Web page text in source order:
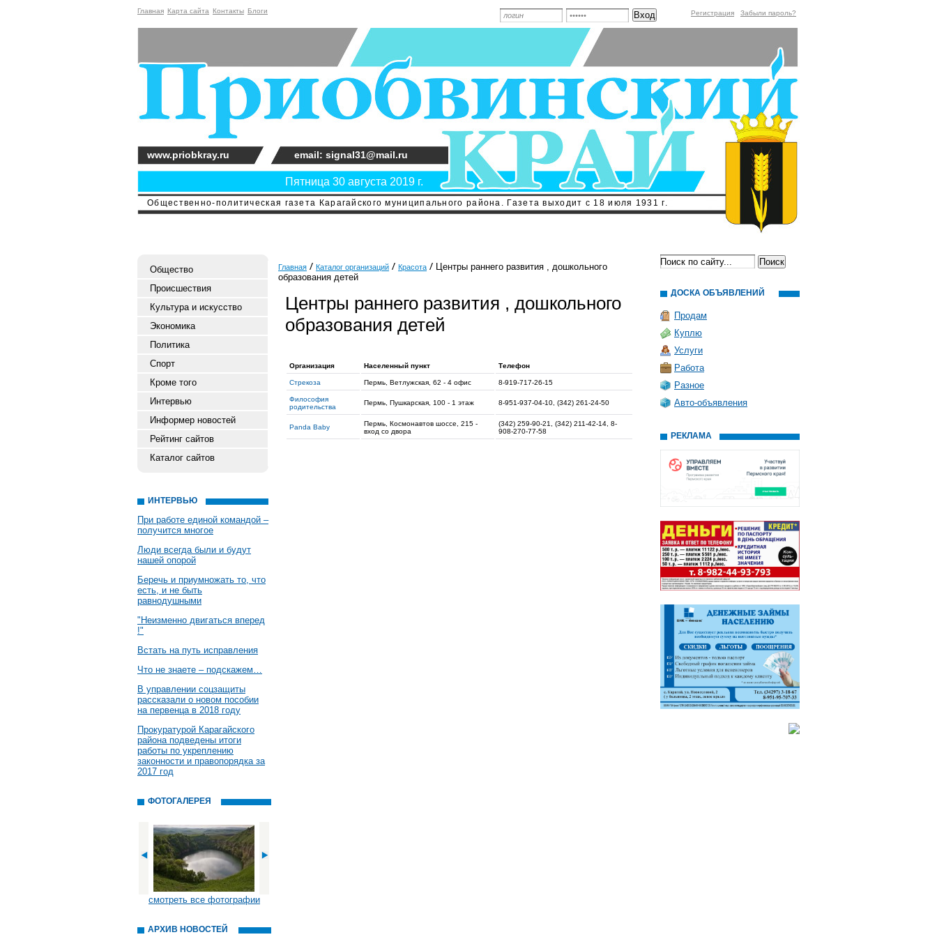
Главная Карта сайта Контакты Блоги Регистрация Забыли пароль?
Общественно-политическая газета Карагайского муниципального района. Газета выходит с 18 июля 1931 г.
Пятница 30 августа 2019 г.
www.priobkray.ru email: signal31@mail.ru
Общество
Происшествия
Культура и искусство
Экономика
Политика
Спорт
Кроме того
Интервью
Информер новостей
Рейтинг сайтов
Каталог сайтов
ИНТЕРВЬЮ
При работе единой командой –
получится многое
Люди всегда были и будут
нашей опорой
Беречь и приумножать то, что
есть, и не быть
равнодушными
"Неизменно двигаться вперед
!"
Встать на путь исправления
Что не знаете – подскажем…
В управлении соцзащиты
рассказали о новом пособии
на первенца в 2018 году
Прокуратурой Карагайского
района подведены итоги
работы по укреплению
законности и правопорядка за
2017 год
ФОТОГАЛЕРЕЯ
смотреть все фотографии
АРХИВ НОВОСТЕЙ
Главная Каталог организаций Красота
Центры раннего развития , дошкольного
образования детей
Центры раннего развития , дошкольного
образования детей
Организация Населенный пункт Телефон
Стрекоза Пермь, Ветлужская, 62 - 4 офис 8-919-717-26-15
Философия
родительства
Пермь, Пушкарская, 100 - 1 этаж 8-951-937-04-10, (342) 261-24-50
Panda Baby
Пермь, Космонавтов шоссе, 215 -
вход со двора
(342) 259-90-21, (342) 211-42-14, 8-
908-270-77-58
ДОСКА ОБЪЯВЛЕНИЙ
Продам
Куплю
Услуги
Работа
Разное
Авто-объявления
РЕКЛАМА